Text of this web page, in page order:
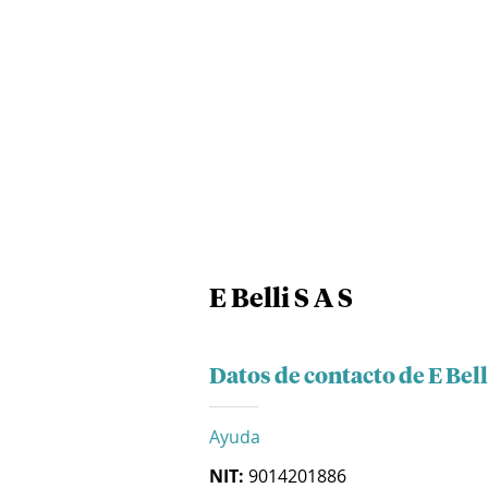
E Belli S A S
Datos de contacto de E
Ayuda
NIT: 9014201886